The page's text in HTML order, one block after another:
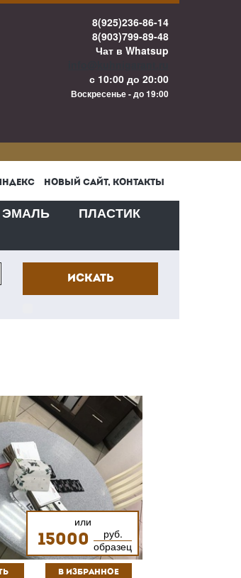
8(925)236-86-14
8(903)799-89-48
Чат в Whatsup
с 10:00 до 20:00
Воскресенье - до 19:00
НОВЫЙ САЙТ, КОНТАКТЫ
ЭМАЛЬ
ПЛАСТИК
или
15000
руб.
образец
В ИЗБРАННОЕ